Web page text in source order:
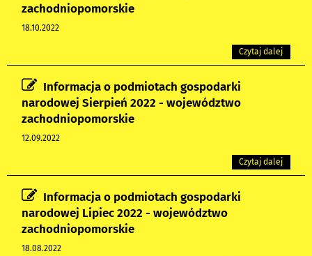
zachodniopomorskie
18.10.2022
Czytaj dalej
Informacja o podmiotach gospodarki
narodowej Sierpień 2022 - województwo
zachodniopomorskie
12.09.2022
Czytaj dalej
Informacja o podmiotach gospodarki
narodowej Lipiec 2022 - województwo
zachodniopomorskie
18.08.2022